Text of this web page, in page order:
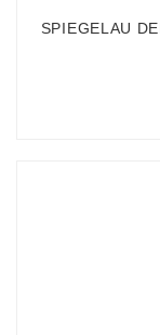
SPIEGELAU